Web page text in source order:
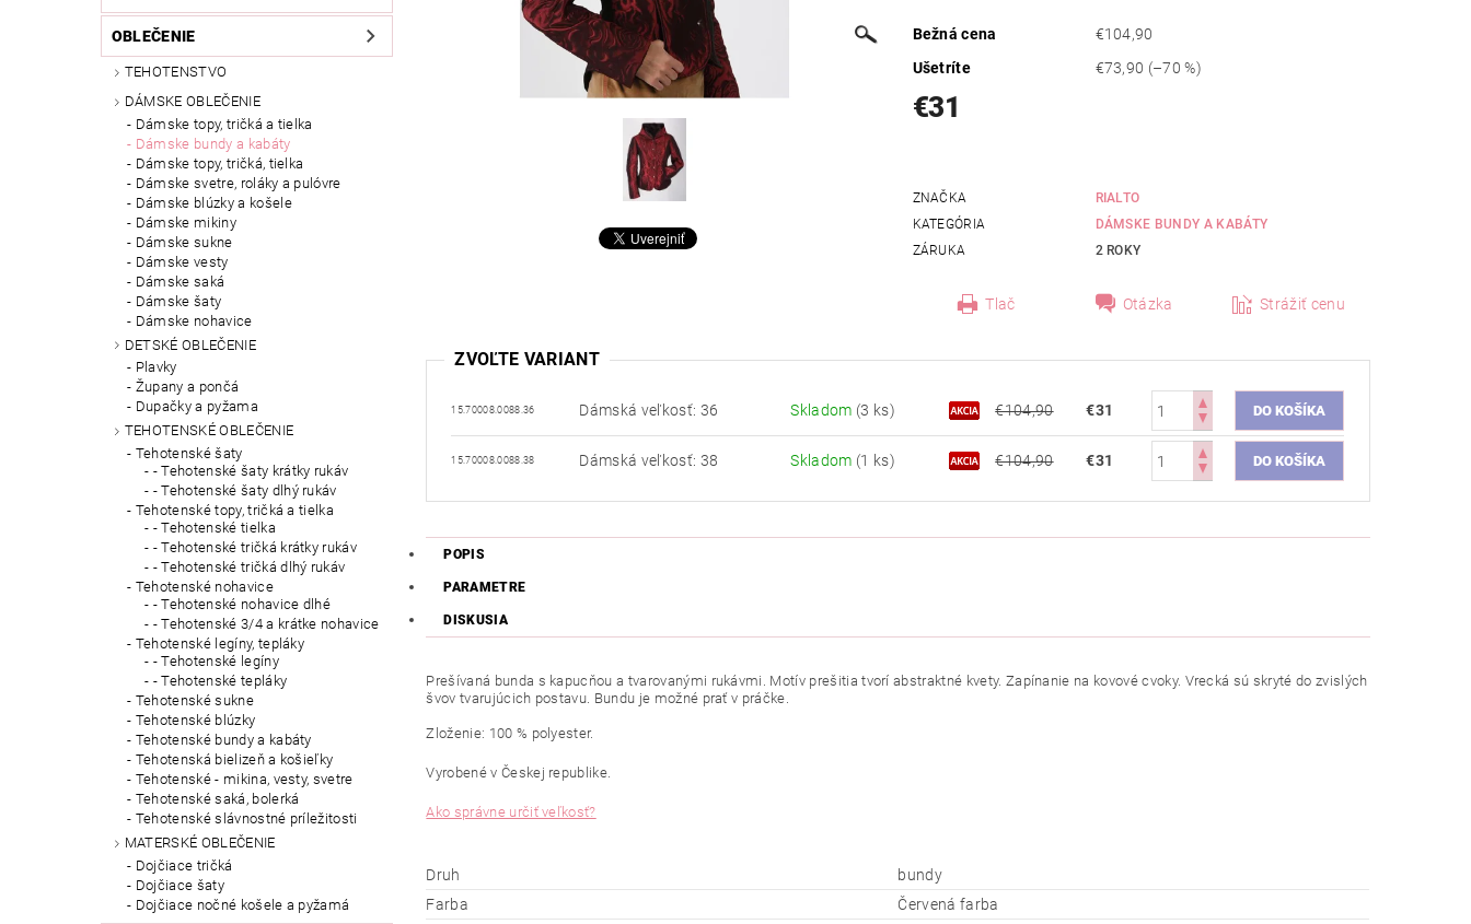
OBLEČENIE
TEHOTENSTVO
DÁMSKE OBLEČENIE
Dámske topy, tričká a tielka
Dámske bundy a kabáty
Dámske topy, tričká, tielka
Dámske svetre, roláky a pulóvre
Dámske blúzky a košele
Dámske mikiny
Dámske sukne
Dámske vesty
Dámske saká
Dámske šaty
Dámske nohavice
DETSKÉ OBLEČENIE
Plavky
Župany a pončá
Dupačky a pyžama
TEHOTENSKÉ OBLEČENIE
Tehotenské šaty
- Tehotenské šaty krátky rukáv
- Tehotenské šaty dlhý rukáv
Tehotenské topy, tričká a tielka
- Tehotenské tielka
- Tehotenské tričká krátky rukáv
- Tehotenské tričká dlhý rukáv
Tehotenské nohavice
- Tehotenské nohavice dlhé
- Tehotenské 3/4 a krátke nohavice
Tehotenské legíny, tepláky
- Tehotenské legíny
- Tehotenské tepláky
Tehotenské sukne
Tehotenské blúzky
Tehotenské bundy a kabáty
Tehotenská bielizeň a košieľky
Tehotenské - mikina, vesty, svetre
Tehotenské saká, bolerká
Tehotenské slávnostné príležitosti
MATERSKÉ OBLEČENIE
Dojčiace tričká
Dojčiace šaty
Dojčiace nočné košele a pyžamá
Bežná cena
€104,90
Ušetríte
€73,90 (–70 %)
€31
ZNAČKA
RIALTO
KATEGÓRIA
DÁMSKE BUNDY A KABÁTY
ZÁRUKA
2 ROKY
Tlač Otázka Strážiť cenu
ZVOĽTE VARIANT
15.70008.0088.36 Dámská veľkosť: 36 Skladom (3 ks) €104,90 €31
15.70008.0088.38 Dámská veľkosť: 38 Skladom (1 ks) €104,90 €31
POPIS
PARAMETRE
DISKUSIA
Prešívaná bunda s kapucňou a tvarovanými rukávmi. Motív prešitia tvorí abstraktné kvety. Zapínanie na kovové cvoky. Vrecká sú skryté do zvislých
švov tvarujúcich postavu. Bundu je možné prať v práčke.
Zloženie: 100 % polyester.
Vyrobené v Českej republike.
Ako správne určiť veľkosť?
Druh
bundy
Farba
Červená farba